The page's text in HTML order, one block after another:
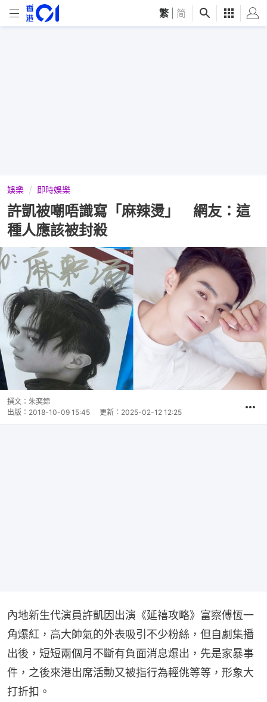
繁 简
娛樂 即時娛樂
許凱被嘲唔識寫「麻辣燙」 網友：這
種人應該被封殺
撰文： 朱奕錦
出版： 2018-10-09 15:45 更新： 2025-02-12 12:25
內地新生代演員許凱因出演《延禧攻略》富察傅恆一
角爆紅，高大帥氣的外表吸引不少粉絲，但自劇集播
出後，短短兩個月不斷有負面消息爆出，先是家暴事
件，之後來港出席活動又被指行為輕佻等等，形象大
打折扣。